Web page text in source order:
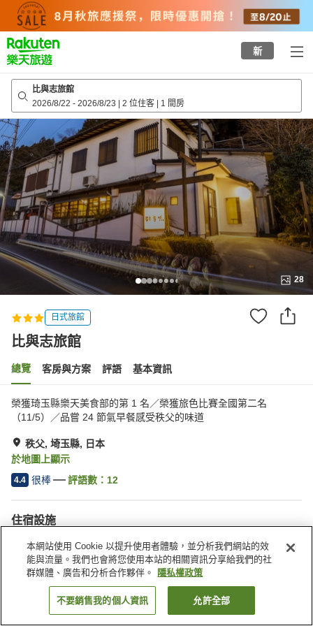
top
page
新
比與志旅館
2026/8/22 - 2026/8/23 | 2 位住客 | 1 間房
28
日式旅館
比與志旅館
總覽 客房與方案 評語 基本資訊
榮獲琦玉縣樂天美食部的第 1 名／榮獲旅色比賽全國第二名
（11/5）／品嘗 24 節氣早餐感受秩父的味道
秩父, 埼玉縣, 日本
於地圖上顯示
4.4 很棒 評語數： 12
住宿設施
停車場
自動販賣機
公共澡堂
付費洗衣房
找客房
本網站使用 Cookie 以提升使用者體驗，並分析我們網站的效
能與流量。我們也會將您使用本站的相關資訊分享給我們的社
群媒體、廣告和分析合作夥伴。
隱私權政策
不要銷售我的個人資訊 允許全部